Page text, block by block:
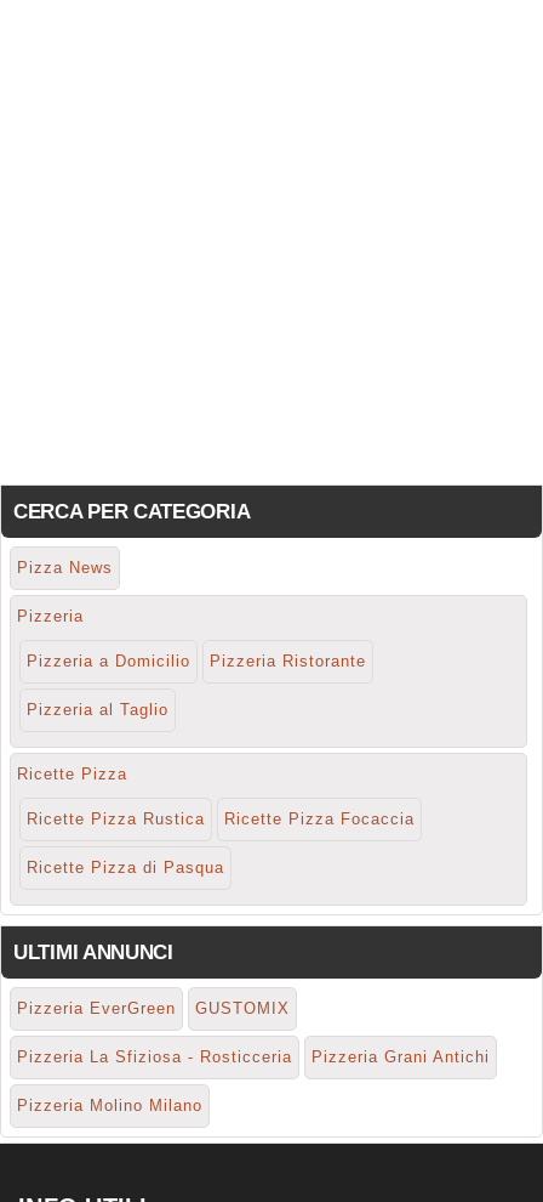
CERCA PER CATEGORIA
Pizza News
Pizzeria
Pizzeria a Domicilio Pizzeria Ristorante
Pizzeria al Taglio
Ricette Pizza
Ricette Pizza Rustica Ricette Pizza Focaccia
Ricette Pizza di Pasqua
ULTIMI ANNUNCI
Pizzeria EverGreen GUSTOMIX
Pizzeria La Sfiziosa - Rosticceria Pizzeria Grani Antichi
Pizzeria Molino Milano